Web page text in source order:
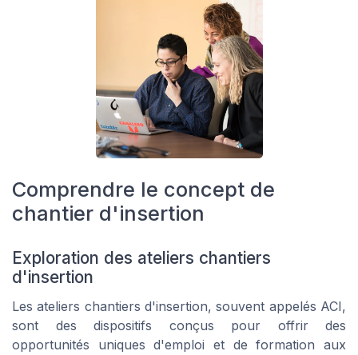
Comprendre le concept de
chantier d'insertion
Exploration des ateliers chantiers
d'insertion
Les ateliers chantiers d'insertion, souvent appelés ACI,
sont des dispositifs conçus pour offrir des
opportunités uniques d'emploi et de formation aux